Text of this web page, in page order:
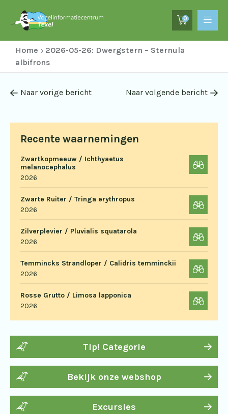
0
Home
2026-05-26: Dwergstern – Sternula
albifrons
Recente waarnemingen
Zwartkopmeeuw / Ichthyaetus
melanocephalus
2026
Zwarte Ruiter / Tringa erythropus
2026
Zilverplevier / Pluvialis squatarola
2026
Temmincks Strandloper / Calidris temminckii
2026
Rosse Grutto / Limosa lapponica
2026
Tip! Categorie
Bekijk onze webshop
Excursies
Naar vorige bericht Naar volgende bericht